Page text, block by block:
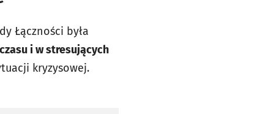
Łączności była
i w stresujących
kryzysowej.